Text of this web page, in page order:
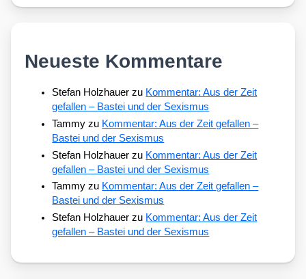
Neueste Kommentare
Stefan Holzhauer zu Kommentar: Aus der Zeit
gefallen – Bastei und der Sexismus
Tammy zu Kommentar: Aus der Zeit gefallen –
Bastei und der Sexismus
Stefan Holzhauer zu Kommentar: Aus der Zeit
gefallen – Bastei und der Sexismus
Tammy zu Kommentar: Aus der Zeit gefallen –
Bastei und der Sexismus
Stefan Holzhauer zu Kommentar: Aus der Zeit
gefallen – Bastei und der Sexismus